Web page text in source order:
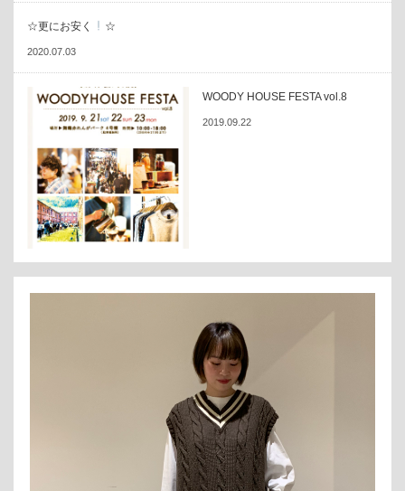
☆更にお安く ☆
2020.07.03
WOODY HOUSE FESTA vol.8
2019.09.22